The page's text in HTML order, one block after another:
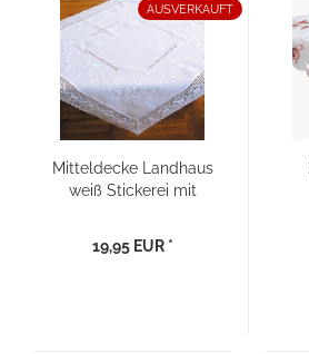
AUSVERKAUFT
Mitteldecke Landhaus
weiß Stickerei mit
19,95 EUR *